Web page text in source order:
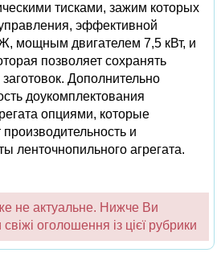
тисками, зажим которых
эффективной
мощным двигателем 7,5 кВт, и
позволяет сохранять
Дополнительно
доукомплектования
опциями, которые
и
ленточнопильного агрегата.
не актуальне. Нижче Ви
оголошення із цієї рубрики